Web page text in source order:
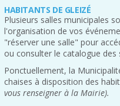
HABITANTS DE GLEIZÉ
Plusieurs salles municipales
l'organisation de vos
"réserver une salle" pour
ou consulter le catalogue des
Ponctuellement, la
chaises à disposition des
vous renseigner à la Mairie).